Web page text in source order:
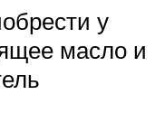
у
масло и